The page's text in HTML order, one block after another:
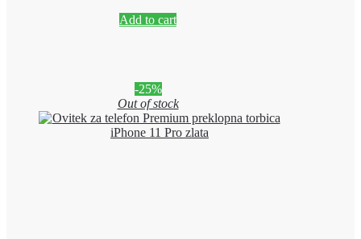
Add to cart
-25%
Out of stock